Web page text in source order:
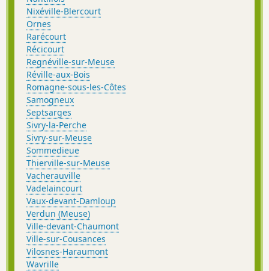
Nixéville-Blercourt
Ornes
Rarécourt
Récicourt
Regnéville-sur-Meuse
Réville-aux-Bois
Romagne-sous-les-Côtes
Samogneux
Septsarges
Sivry-la-Perche
Sivry-sur-Meuse
Sommedieue
Thierville-sur-Meuse
Vacherauville
Vadelaincourt
Vaux-devant-Damloup
Verdun (Meuse)
Ville-devant-Chaumont
Ville-sur-Cousances
Vilosnes-Haraumont
Wavrille